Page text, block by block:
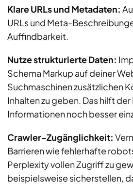
Klare URLs und Metadaten:
URLs und Meta-
Auffindbarkeit.
Nutze strukturierte Daten:
Schema Markup auf deiner
Suchmaschinen zusätzlichen
Inhalten zu geben. Das hilft der
Informationen noch besser
Crawler-Zugänglichkeit:
Barrieren wie fehlerhafte
Perplexity vollen Zugriff zu
beispielsweise sicherstellen,